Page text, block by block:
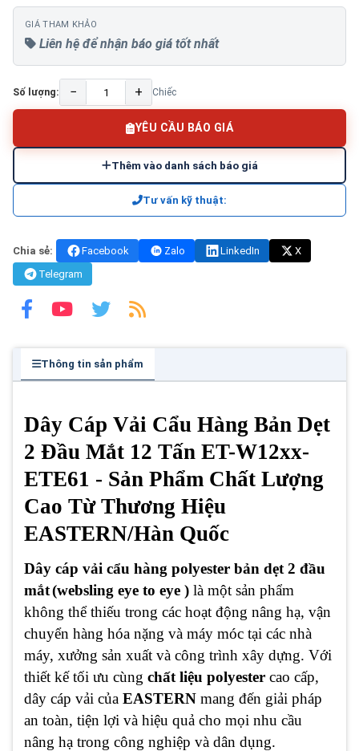
GIÁ THAM KHẢO
Liên hệ để nhận báo giá tốt nhất
Số lượng: − + Chiếc
YÊU CẦU BÁO GIÁ
Thêm vào danh sách báo giá
Tư vấn kỹ thuật:
Chia sẻ: Facebook Zalo LinkedIn
X
Telegram
Thông tin sản phẩm
Dây Cáp Vải Cẩu Hàng Bản Dẹt
2 Đầu Mắt 12 Tấn ET-W12xx-
ETE61 - Sản Phẩm Chất Lượng
Cao Từ Thương Hiệu
EASTERN/Hàn Quốc
Dây cáp vải cẩu hàng polyester bản dẹt 2 đầu
mắt(websling eye to eye ) là một sản phẩm
không thể thiếu trong các hoạt động nâng hạ, vận
chuyển hàng hóa nặng và máy móc tại các nhà
máy, xưởng sản xuất và công trình xây dựng. Với
thiết kế tối ưu cùng chất liệu polyester cao cấp,
dây cáp vải của EASTERN mang đến giải pháp
an toàn, tiện lợi và hiệu quả cho mọi nhu cầu
nâng hạ trong công nghiệp và dân dụng.